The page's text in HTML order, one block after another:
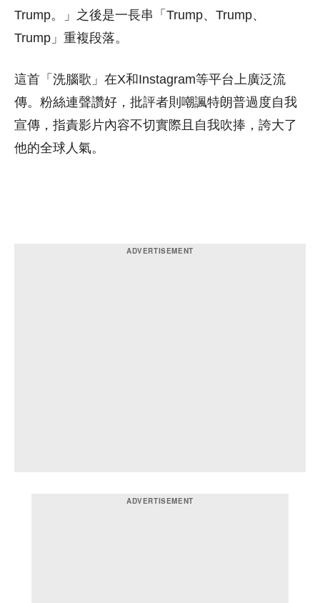
Trump。」之後是一長串「Trump、Trump、
Trump」重複段落。
這首「洗腦歌」在X和Instagram等平台上廣泛流
傳。粉絲連聲讚好，批評者則嘲諷特朗普過度自我
宣傳，指責影片內容不切實際且自我吹捧，誇大了
他的全球人氣。